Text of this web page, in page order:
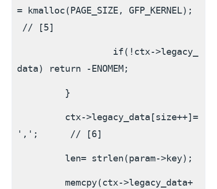
= kmalloc(PAGE_SIZE, GFP_KERNEL);
// [5]
if(!ctx->legacy_
data) return -ENOMEM;
}
ctx->legacy_data[size++]=
',';      // [6]
len= strlen(param->key);
memcpy(ctx->legacy_data+